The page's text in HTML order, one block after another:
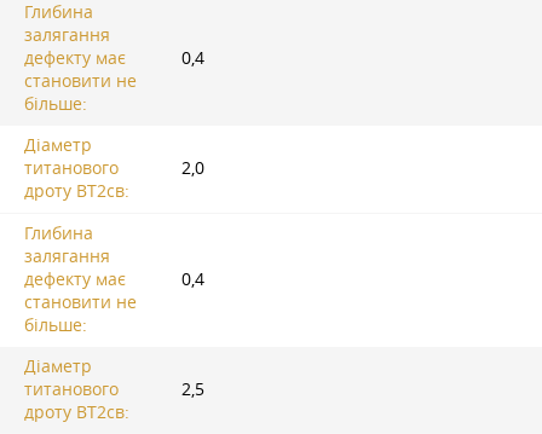
Глибина
залягання
дефекту має
становити не
більше:
0,4
Діаметр
титанового
дроту ВТ2св:
2,0
Глибина
залягання
дефекту має
становити не
більше:
0,4
Діаметр
титанового
дроту ВТ2св:
2,5